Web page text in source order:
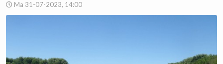
Ma 31-07-2023, 14:00